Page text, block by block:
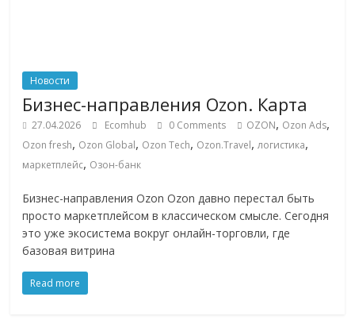
обсудить
эти
изменения
читателем.
Новости
Бизнес-направления Ozon. Карта
27.04.2026 Ecomhub 0 Comments OZON, Ozon Ads,
Ozon fresh, Ozon Global, Ozon Tech, Ozon.Travel,логистика,
маркетплейс, Озон-банк
Бизнес-направления Ozon Ozon давно перестал быть
просто маркетплейсом в классическом смысле. Сегодня
это уже экосистема вокруг онлайн-торговли, где
базовая витрина
Read more